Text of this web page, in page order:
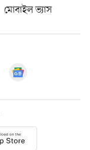
মোবাইল ভ্যাস